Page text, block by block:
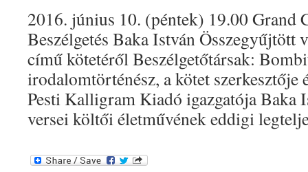
2016. június 10. (péntek) 19.00 Grand
Beszélgetés Baka István Összegyűjtött
című kötetéről Beszélgetőtársak:
irodalomtörténész, a kötet szerkesztője
Pesti Kalligram Kiadó igazgatója Baka
versei költői életművének eddigi